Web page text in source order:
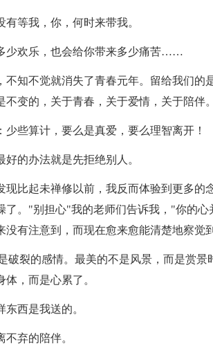
等我，你，何时来带我。
少欢乐，也会给你带来多少痛苦……
不知不觉就消失了青春元年。留给我们的
变的，关于青春，关于爱情，关于陪伴。
些算计，要么是真爱，要么理智离开！
的办法就是先拒绝别人。
现比起未禅修以前，我反而体验到更多的
。"别担心"我的老师们告诉我，"你的心
没有注意到，而现在愈来愈能清楚地察觉
破裂的感情。最美的不是风景，而是赏景
，而是心累了。
西是我送的。
弃的陪伴。